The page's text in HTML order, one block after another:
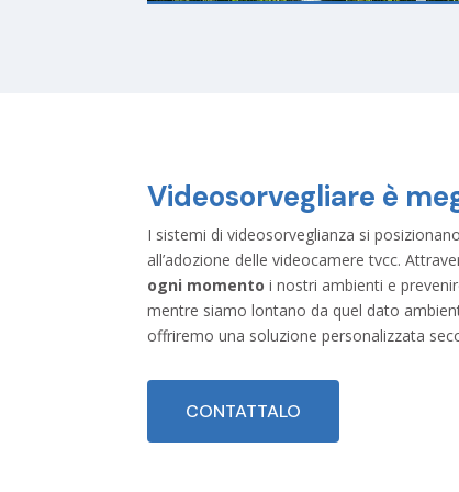
Videosorvegliare è
I sistemi di videosorveglianza si
all’adozione delle videocamere tvcc.
ogni momento i nostri ambienti e
mentre siamo lontano da quel dato
offriremo una soluzione personalizzata
CONTATTALO